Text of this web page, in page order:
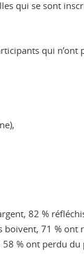
qui se sont
qui n’ont
82 %
71 % ont
58 % ont perdu